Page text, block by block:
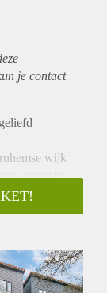
je contact
wijk
te
met alle
de praktische